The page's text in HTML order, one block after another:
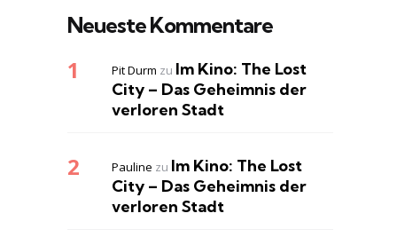
Neueste Kommentare
Pit Durm zu Im Kino: The Lost
City – Das Geheimnis der
verloren Stadt
Pauline zu Im Kino: The Lost
City – Das Geheimnis der
verloren Stadt